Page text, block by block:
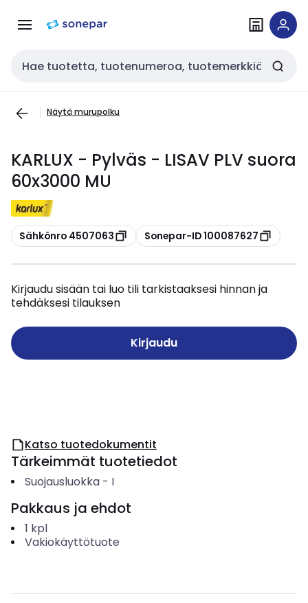
navigointiinsisältöön
Haku
Näytä murupolku
KARLUX - Pylväs - LISAV PLV suora
60x3000 MU
Kopioi
Sähkönro 4507063 Kopioi
Sonepar-ID 100087627
Kirjaudu sisään tai luo tili tarkistaaksesi hinnan ja
tehdäksesi tilauksen
Kirjaudu
Katso tuotedokumentit
Tärkeimmät tuotetiedot
Suojausluokka- I
Pakkaus ja ehdot
1 kpl
Vakiokäyttötuote